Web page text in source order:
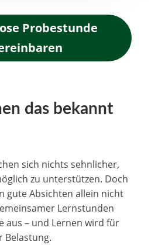
Probestunde
das bekannt
sich nichts sehnlicher,
zu unterstützen. Doch
gute Absichten allein nicht
Lernstunden
aus – und Lernen wird für
Belastung.